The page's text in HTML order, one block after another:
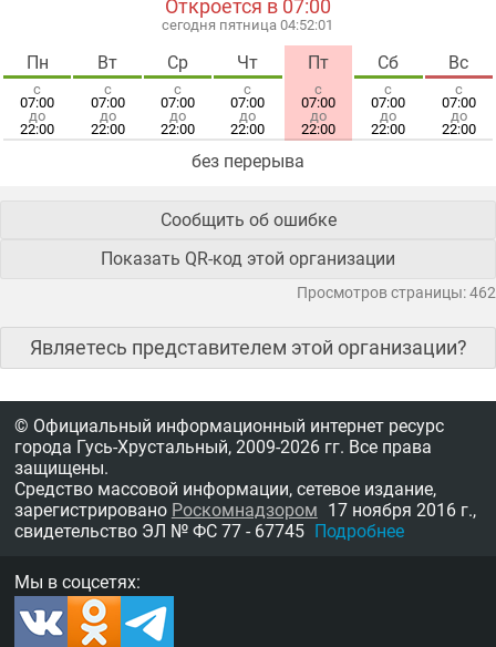
Откроется в 07:00
сегодня пятница 04:52:01
Пн
с
07:00
до
22:00
Вт
с
07:00
до
22:00
Ср
с
07:00
до
22:00
Чт
с
07:00
до
22:00
Пт
с
07:00
до
22:00
Сб
с
07:00
до
22:00
Вс
с
07:00
до
22:00
без перерыва
Сообщить об ошибке
Показать QR-код этой организации
Просмотров страницы: 462
Являетесь представителем этой организации?
© Официальный информационный интернет ресурс
города Гусь-Хрустальный, 2009-2026 гг. Все права
защищены.
Средство массовой информации, сетевое издание,
зарегистрировано Роскомнадзором 17 ноября 2016 г.,
свидетельство ЭЛ № ФС 77 - 67745 Подробнее
Мы в соцсетях: